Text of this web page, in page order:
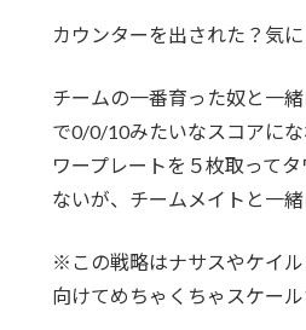
カウンターを出された？気に
チームの一番育った奴と一
で0/0/10みたいなスコアに
ワープレートを５枚取って
ないが、チームメイトと一緒
※この戦略はナサスやケイ
向けてめちゃくちゃスケー